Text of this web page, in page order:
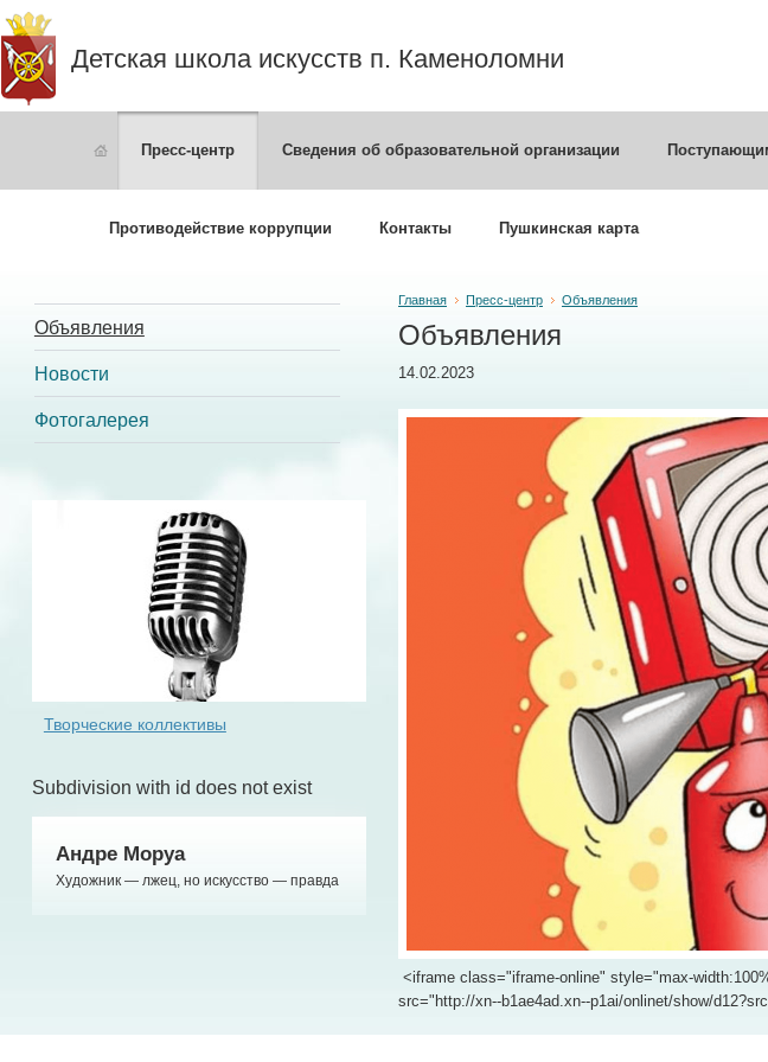
Детская школа искусств п. Каменоломни
Пресс-центр Сведения об образовательной организации
Противодействие коррупции Контакты Пушкинская карта
Объявления
Новости
Фотогалерея
Творческие коллективы
Subdivision with id does not exist
Андре Моруа
Художник — лжец, но искусство — правда
Главная Пресс-центр Объявления
Объявления
14.02.2023
<iframe class="iframe-online" style="max-
src="http://xn--b1ae4ad.xn--p1ai/onlinet/show/